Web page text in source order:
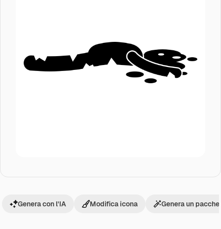
Genera con l'IA Modifica icona Genera un